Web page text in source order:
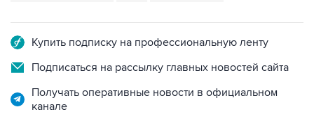
Купить подписку на профессиональную ленту
Подписаться на рассылку главных новостей сайта
Получать оперативные новости в официальном
канале